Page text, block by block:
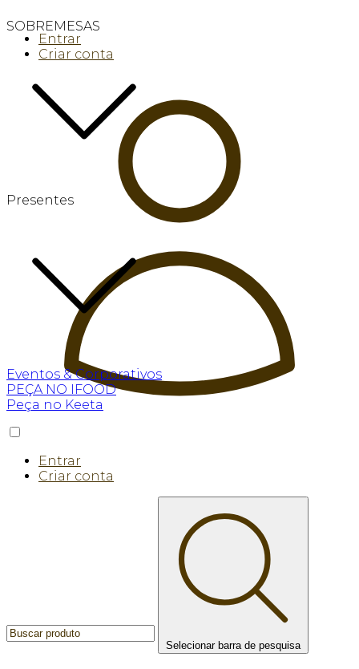
SOBREMESAS
Presentes
Eventos & Corporativos
PEÇA NO IFOOD
Peça no Keeta
Entrar
Criar conta
Entrar
Criar conta
Selecionar barra de pesquisa